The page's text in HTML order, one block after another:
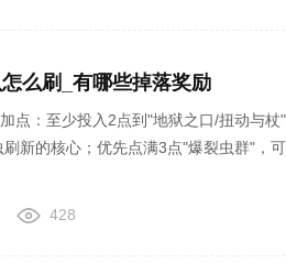
么刷_有哪些掉落奖励
新的核心；优先点满3点"爆裂虫群"，
428